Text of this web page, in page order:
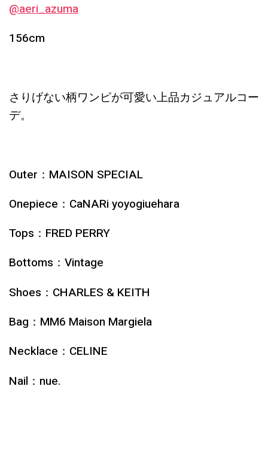
@aeri_azuma
156cm
さりげない柄ワンピが可愛い上品カジュアルコー
デ。
Outer：MAISON SPECIAL
Onepiece：CaNARi yoyogiuehara
Tops：FRED PERRY
Bottoms：Vintage
Shoes：CHARLES & KEITH
Bag：MM6 Maison Margiela
Necklace：CELINE
Nail：nue.